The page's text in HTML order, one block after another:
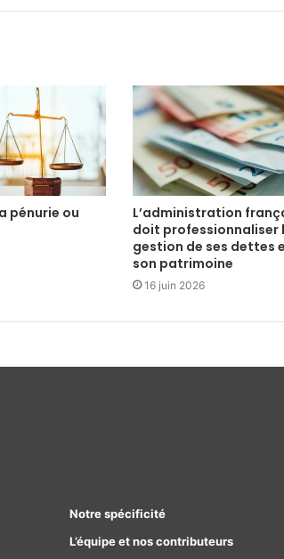
pénurie ou
L’administration
doit professionnaliser
gestion de ses dettes
son patrimoine
16 juin 2026
Notre spécificité
L’équipe et nos contributeurs